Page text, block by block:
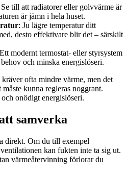
Se till att radiatorer eller golvvärme är
är jämn i hela huset.
: Ju lägre temperatur ditt
desto effektivare blir det – särskilt
modernt termostat- eller styrsystem
och minska energislöseri.
ofta mindre värme, men det
kunna regleras noggrant.
onödigt energislöseri.
samverka
direkt. Om du till exempel
kan fukten inte ta sig ut.
värmeåtervinning förlorar du